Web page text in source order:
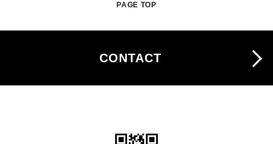
CONTACT
PAGE TOP
CONTACT